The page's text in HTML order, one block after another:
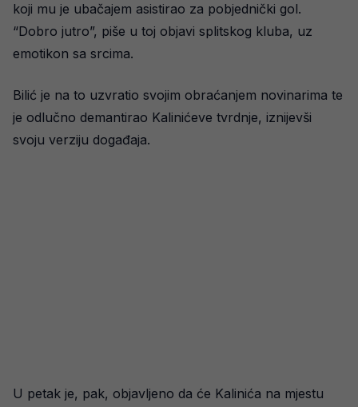
koji mu je ubačajem asistirao za pobjednički gol.
“Dobro jutro”, piše u toj objavi splitskog kluba, uz
emotikon sa srcima.
Bilić je na to uzvratio svojim obraćanjem novinarima te
je odlučno demantirao Kalinićeve tvrdnje, iznijevši
svoju verziju događaja.
U petak je, pak, objavljeno da će Kalinića na mjestu